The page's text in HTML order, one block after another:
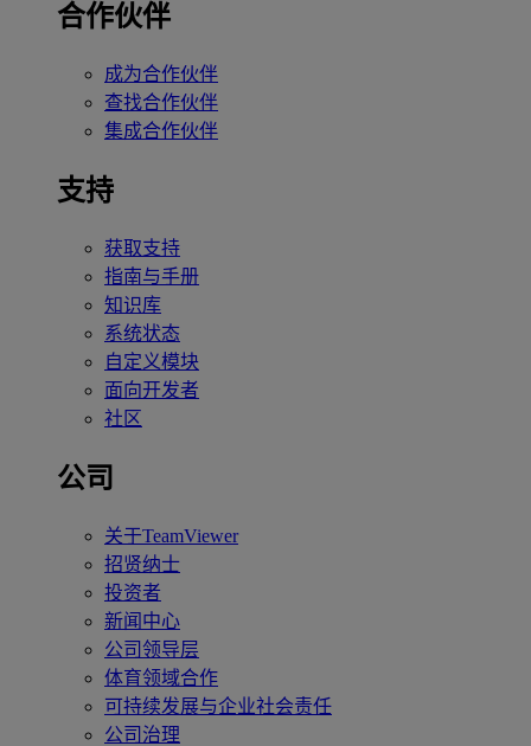
合作伙伴
成为合作伙伴
查找合作伙伴
集成合作伙伴
支持
获取支持
指南与手册
知识库
系统状态
自定义模块
面向开发者
社区
公司
关于TeamViewer
招贤纳士
投资者
新闻中心
公司领导层
体育领域合作
可持续发展与企业社会责任
公司治理